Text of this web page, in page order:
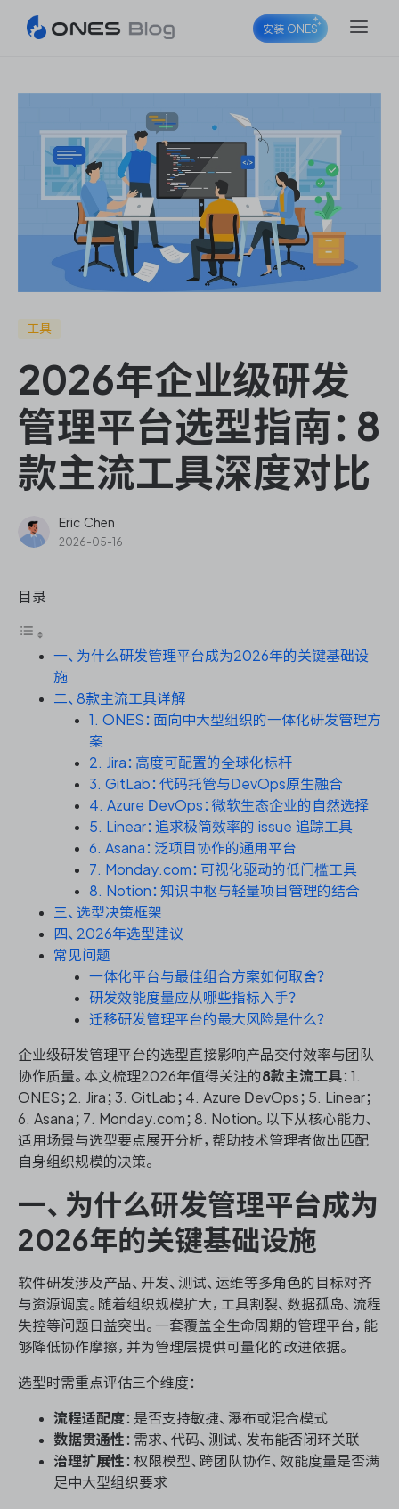
ONES Project
ONES Wiki
ONES Desk
ONES Assistant
测试管理
研发效能管理
资源和工时管理
服务台和工单管理
IPD 研发管理
ASPICE 研发管理
安装 ONES
工具
2026年企业级研发
管理平台选型指南：8
款主流工具深度对比
Eric Chen
2026-05-16
目录
一、为什么研发管理平台成为2026年的关键基础设
施
二、8款主流工具详解
1. ONES：面向中大型组织的一体化研发管理方
案
2. Jira：高度可配置的全球化标杆
3. GitLab：代码托管与DevOps原生融合
4. Azure DevOps：微软生态企业的自然选择
5. Linear：追求极简效率的 issue 追踪工具
6. Asana：泛项目协作的通用平台
7. Monday.com：可视化驱动的低门槛工具
8. Notion：知识中枢与轻量项目管理的结合
三、选型决策框架
四、2026年选型建议
常见问题
一体化平台与最佳组合方案如何取舍？
研发效能度量应从哪些指标入手？
迁移研发管理平台的最大风险是什么？
企业级研发管理平台的选型直接影响产品交付效率与团队
协作质量。本文梳理2026年值得关注的8款主流工具：1.
ONES；2. Jira；3. GitLab；4. Azure DevOps；5. Linear；
6. Asana；7. Monday.com；8. Notion。以下从核心能力、
适用场景与选型要点展开分析，帮助技术管理者做出匹配
自身组织规模的决策。
一、为什么研发管理平台成为
2026年的关键基础设施
软件研发涉及产品、开发、测试、运维等多角色的目标对齐
与资源调度。随着组织规模扩大，工具割裂、数据孤岛、流程
失控等问题日益突出。一套覆盖全生命周期的管理平台，能
够降低协作摩擦，并为管理层提供可量化的改进依据。
选型时需重点评估三个维度：
流程适配度：是否支持敏捷、瀑布或混合模式
数据贯通性 ：需求、代码、测试、发布能否闭环关联
治理扩展性 ：权限模型、跨团队协作、效能度量是否满
足中大型组织要求